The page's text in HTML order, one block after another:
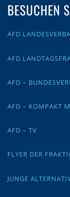
BESUCHEN
AFD
AFD
AFD –
AFD – KOMPAKT
AFD – TV
FLYER DER
JUNGE